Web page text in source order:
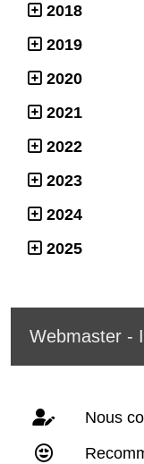
2018
2019
2020
2021
2022
2023
2024
2025
Webmaster -
Nous